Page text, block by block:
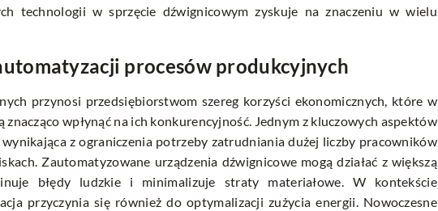
technologii w sprzęcie dźwignicowym zyskuje na znaczeniu w wielu
procesów produkcyjnych
przynosi przedsiębiorstwom szereg korzyści ekonomicznych, które w
wpłynąć na ich konkurencyjność. Jednym z kluczowych aspektów
z ograniczenia potrzeby zatrudniania dużej liczby pracowników
Zautomatyzowane urządzenia dźwignicowe mogą działać z większą
błędy ludzkie i minimalizuje straty materiałowe. W kontekście
przyczynia się również do optymalizacji zużycia energii. Nowoczesne